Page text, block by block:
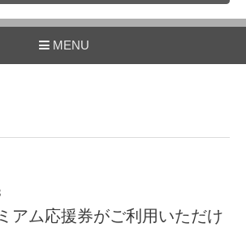
MENU
アム応援券がご利用いただけ